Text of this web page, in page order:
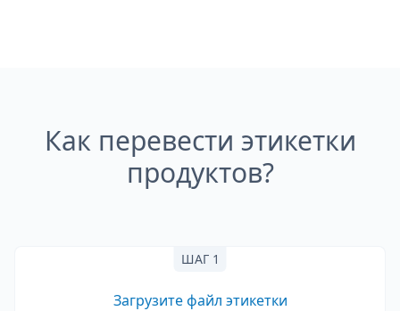
Как перевести этикетки
продуктов?
ШАГ 1
Загрузите файл этикетки